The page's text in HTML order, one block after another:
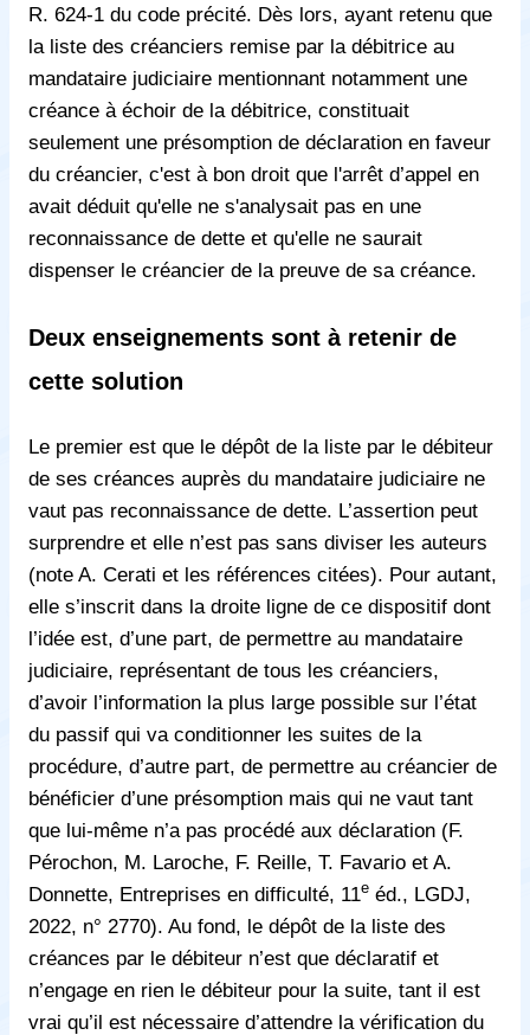
R. 624-1 du code précité. Dès lors, ayant retenu que
la liste des créanciers remise par la débitrice au
mandataire judiciaire mentionnant notamment une
créance à échoir de la débitrice, constituait
seulement une présomption de déclaration en faveur
du créancier, c'est à bon droit que l'arrêt d’appel en
avait déduit qu'elle ne s'analysait pas en une
reconnaissance de dette et qu'elle ne saurait
dispenser le créancier de la preuve de sa créance.
Deux enseignements sont à retenir de
cette solution
Le premier est que le dépôt de la liste par le débiteur
de ses créances auprès du mandataire judiciaire ne
vaut pas reconnaissance de dette. L’assertion peut
surprendre et elle n’est pas sans diviser les auteurs
(note A. Cerati et les références citées). Pour autant,
elle s’inscrit dans la droite ligne de ce dispositif dont
l’idée est, d’une part, de permettre au mandataire
judiciaire, représentant de tous les créanciers,
d’avoir l’information la plus large possible sur l’état
du passif qui va conditionner les suites de la
procédure, d’autre part, de permettre au créancier de
bénéficier d’une présomption mais qui ne vaut tant
que lui-même n’a pas procédé aux déclaration (F.
Pérochon, M. Laroche, F. Reille, T. Favario et A.
Donnette, Entreprises en difficulté, 11e éd., LGDJ,
2022, n° 2770). Au fond, le dépôt de la liste des
créances par le débiteur n’est que déclaratif et
n’engage en rien le débiteur pour la suite, tant il est
vrai qu’il est nécessaire d’attendre la vérification du